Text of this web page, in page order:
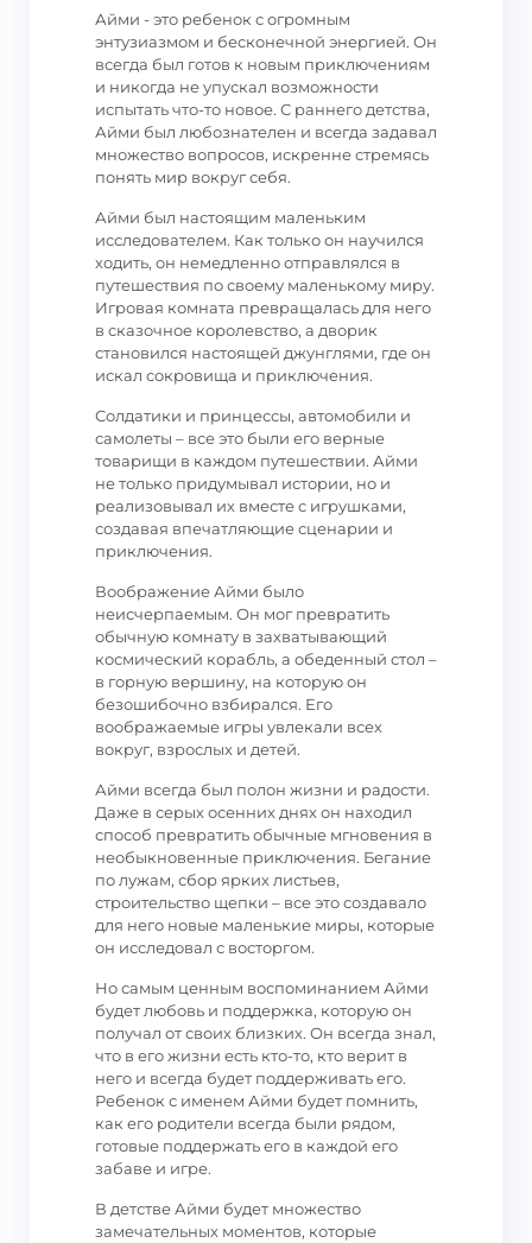
Айми - это ребенок с огромным
энтузиазмом и бесконечной энергией. Он
всегда был готов к новым приключениям
и никогда не упускал возможности
испытать что-то новое. С раннего детства,
Айми был любознателен и всегда задавал
множество вопросов, искренне стремясь
понять мир вокруг себя.
Айми был настоящим маленьким
исследователем. Как только он научился
ходить, он немедленно отправлялся в
путешествия по своему маленькому миру.
Игровая комната превращалась для него
в сказочное королевство, а дворик
становился настоящей джунглями, где он
искал сокровища и приключения.
Солдатики и принцессы, автомобили и
самолеты – все это были его верные
товарищи в каждом путешествии. Айми
не только придумывал истории, но и
реализовывал их вместе с игрушками,
создавая впечатляющие сценарии и
приключения.
Воображение Айми было
неисчерпаемым. Он мог превратить
обычную комнату в захватывающий
космический корабль, а обеденный стол –
в горную вершину, на которую он
безошибочно взбирался. Его
воображаемые игры увлекали всех
вокруг, взрослых и детей.
Айми всегда был полон жизни и радости.
Даже в серых осенних днях он находил
способ превратить обычные мгновения в
необыкновенные приключения. Бегание
по лужам, сбор ярких листьев,
строительство щепки – все это создавало
для него новые маленькие миры, которые
он исследовал с восторгом.
Но самым ценным воспоминанием Айми
будет любовь и поддержка, которую он
получал от своих близких. Он всегда знал,
что в его жизни есть кто-то, кто верит в
него и всегда будет поддерживать его.
Ребенок с именем Айми будет помнить,
как его родители всегда были рядом,
готовые поддержать его в каждой его
забаве и игре.
В детстве Айми будет множество
замечательных моментов, которые